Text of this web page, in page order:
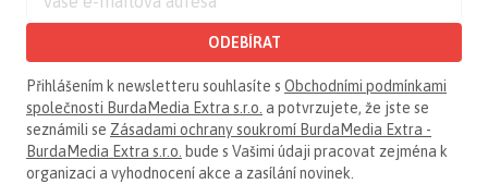
ODEBÍRAT
Přihlášením k newsletteru souhlasíte s Obchodními podmínkami
společnosti BurdaMedia Extra s.r.o. a potvrzujete, že jste se
seznámili se Zásadami ochrany soukromí BurdaMedia Extra -
BurdaMedia Extra s.r.o. bude s Vašimi údaji pracovat zejména k
organizaci a vyhodnocení akce a zasílání novinek.